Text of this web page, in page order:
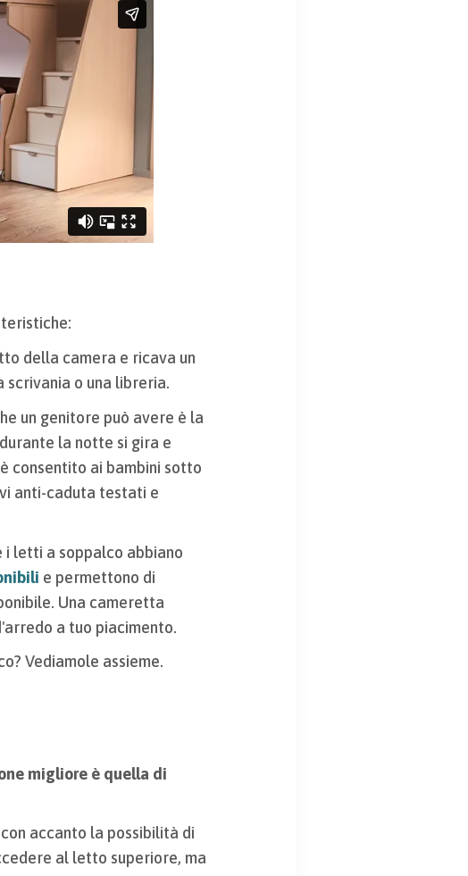
della camera e ricava un
scrivania o una libreria.
un genitore può avere è la
la notte si gira e
consentito ai bambini sotto
anti-caduta testati e
i letti a soppalco abbiano
e permettono di
Una cameretta
a tuo piacimento.
Vediamole assieme.
migliore è quella di
con accanto la possibilità di
al letto superiore, ma